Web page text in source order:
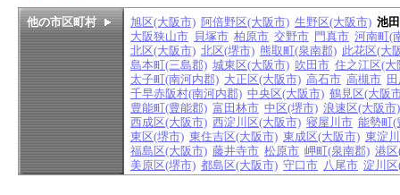
他の市区町村 旭区(大阪市) 阿倍野区(大阪市) 生野区(大阪市) 池
大阪狭山市 貝塚市 柏原市 交野市 門真市 河南町(
北区(大阪市) 北区(堺市) 熊取町(泉南郡) 此花区(大
島本町(三島郡) 城東区(大阪市) 吹田市 住之江区(大
太子町(南河内郡) 大正区(大阪市) 高石市 高槻市
千早赤阪村(南河内郡) 中央区(大阪市) 鶴見区(大阪
豊能町(豊能郡) 富田林市 中区(堺市) 浪速区(大阪市)
西成区(大阪市) 西淀川区(大阪市) 寝屋川市 能勢町(
東区(堺市) 東住吉区(大阪市) 東成区(大阪市) 東淀
福島区(大阪市) 藤井寺市 松原市 岬町(泉南郡) 港
美原区(堺市) 都島区(大阪市) 守口市 八尾市 淀川